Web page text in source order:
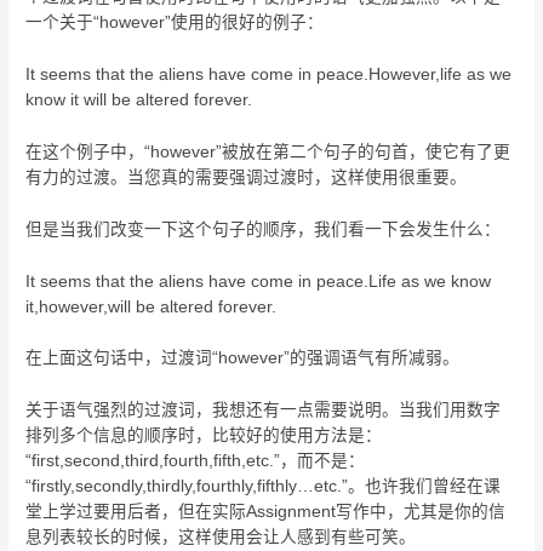
一个关于“however”使用的很好的例子：
It seems that the aliens have come in peace.However,life as we
know it will be altered forever.
在这个例子中，“however”被放在第二个句子的句首，使它有了更
有力的过渡。当您真的需要强调过渡时，这样使用很重要。
但是当我们改变一下这个句子的顺序，我们看一下会发生什么：
It seems that the aliens have come in peace.Life as we know
it,however,will be altered forever.
在上面这句话中，过渡词“however”的强调语气有所减弱。
关于语气强烈的过渡词，我想还有一点需要说明。当我们用数字
排列多个信息的顺序时，比较好的使用方法是：
“first,second,third,fourth,fifth,etc.”，而不是：
“firstly,secondly,thirdly,fourthly,fifthly…etc.”。也许我们曾经在课
堂上学过要用后者，但在实际Assignment写作中，尤其是你的信
息列表较长的时候，这样使用会让人感到有些可笑。